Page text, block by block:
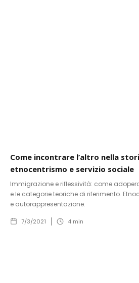
Come incontrare l’altro nella
etnocentrismo e servizio sociale
Immigrazione e riflessività: come
e le categorie teoriche di riferimento.
e autorappresentazione.
7/3/2021 4 min